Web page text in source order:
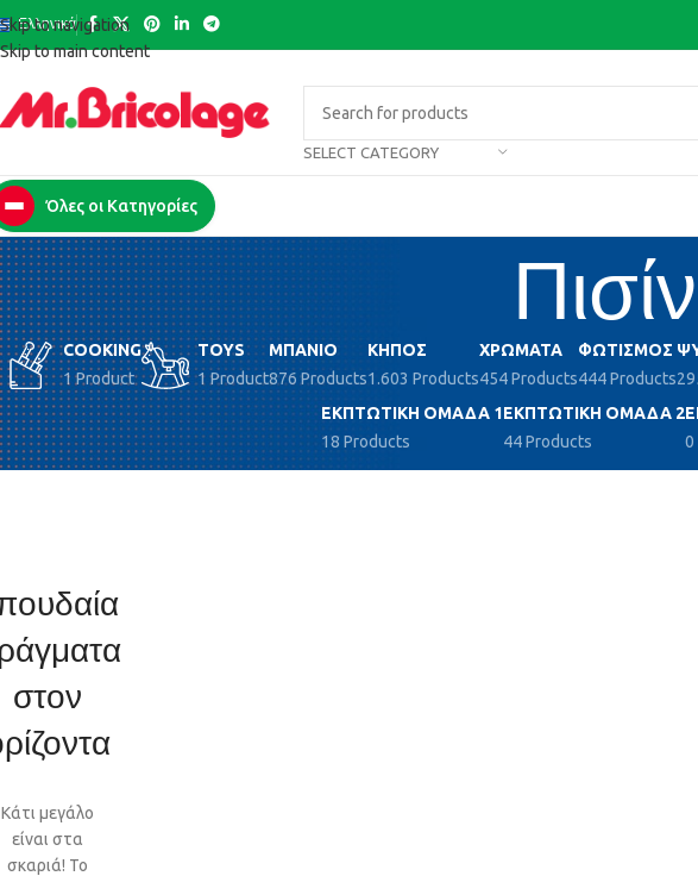
Skip to navigation
Skip to main content
Ελληνικά
SELECT CATEGORY
Όλες οι Κατηγορίες
COOKING
1 Product
TOYS
1 Product
ΜΠΆΝΙΟ
876 Products
ΚΉΠΟΣ
1.603 Products
ΧΡΏΜΑΤΑ
454 Products
ΦΩΤΙΣΜΌΣ
444 Products
ΕΚΠΤΩΤΙΚΉ ΟΜΆΔΑ 1
18 Products
ΕΚΠΤΩΤΙΚΉ ΟΜΆΔΑ 2
44 Products
0
στον
Κάτι μεγάλο
είναι στα
σκαριά! Το